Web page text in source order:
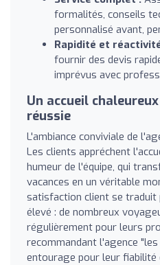
formalités, conseils
personnalisé avant,
Rapidité et
fournir des devis
imprévus avec
Un accueil
réussie
L'ambiance conviviale de
Les clients appréchent
humeur de l'équipe, qui
vacances en un véritable
satisfaction client se traduit
élevé : de nombreux
régulièrement pour leurs
recommandant l'agence
entourage pour leur fiabilité